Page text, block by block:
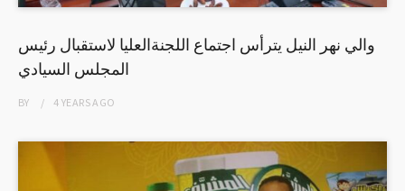
والي نهر النيل يترأس اجتماع اللجنةالعليا لاستقبال رئيس
المجلس السيادي
BY 4 YEARSAGO